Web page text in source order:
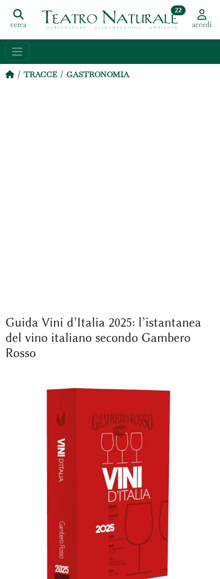
cerca
22
accedi
TRACCE GASTRONOMIA
Guida Vini d’Italia 2025: l’istantanea
del vino italiano secondo Gambero
Rosso